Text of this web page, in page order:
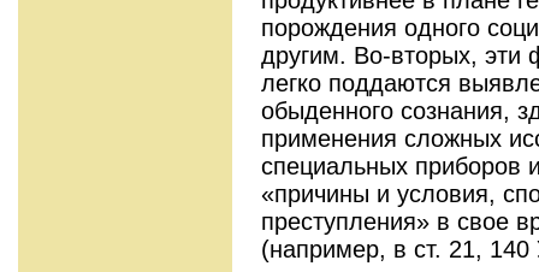
порождения одного
другим. Во-вторых, эти
легко поддаются
обыденного сознания,
применения сложных
специальных приборов
«причины и условия,
преступления» в свое
(например, в ст. 21,